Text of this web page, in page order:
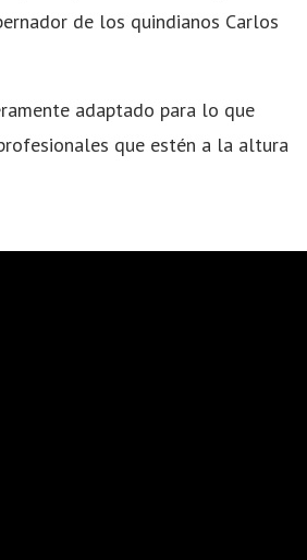
de los quindianos Carlos
adaptado para lo que
que estén a la altura